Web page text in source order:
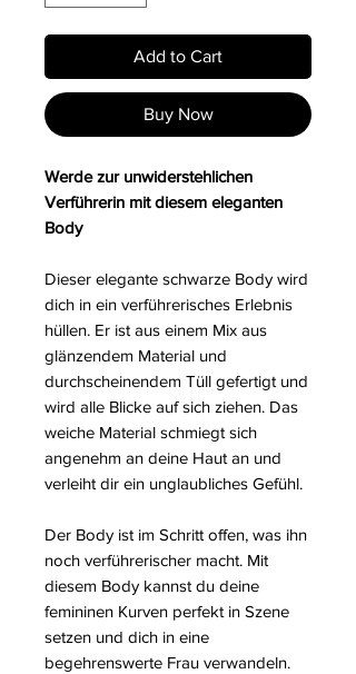
Add to Cart
Buy Now
Werde zur unwiderstehlichen
Verführerin mit diesem eleganten
Body
Dieser elegante schwarze Body wird
dich in ein verführerisches Erlebnis
hüllen. Er ist aus einem Mix aus
glänzendem Material und
durchscheinendem Tüll gefertigt und
wird alle Blicke auf sich ziehen. Das
weiche Material schmiegt sich
angenehm an deine Haut an und
verleiht dir ein unglaubliches Gefühl.
Der Body ist im Schritt offen, was ihn
noch verführerischer macht. Mit
diesem Body kannst du deine
femininen Kurven perfekt in Szene
setzen und dich in eine
begehrenswerte Frau verwandeln.